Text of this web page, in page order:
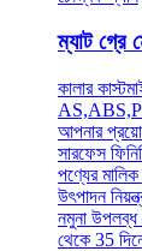
ম্যাট গ্রে
কালার
আপনার
সারফেস
পণ্যের
উৎপাদন
নমুনা উপলব্ধ
থেকে 35